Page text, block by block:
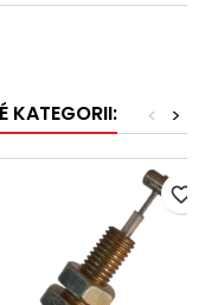
KATEGORII: >
<
favorite_border